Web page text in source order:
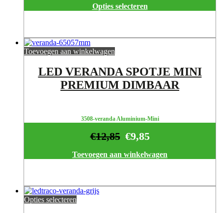
Opties selecteren
Toevoegen aan winkelwagen
LED VERANDA SPOTJE MINI
PREMIUM DIMBAAR
3508-veranda Aluminium-Mini
€9,85
€12,85
Toevoegen aan winkelwagen
Opties selecteren